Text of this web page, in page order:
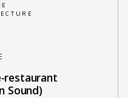
restaurant
Sound)